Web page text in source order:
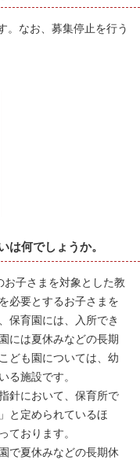
なお、募集停止を行う
は何でしょうか。
子さまを対象とした教
必要とするお子さまを
保育園には、入所でき
には夏休みなどの長期
ども園については、幼
る施設です。
針において、保育所で
と定められているほ
ております。
で夏休みなどの長期休